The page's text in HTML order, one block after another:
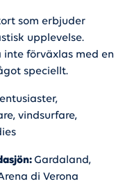
som erbjuder
upplevelse.
inte förväxlas med en
speciellt.
vindsurfare,
Gardaland,
di Verona